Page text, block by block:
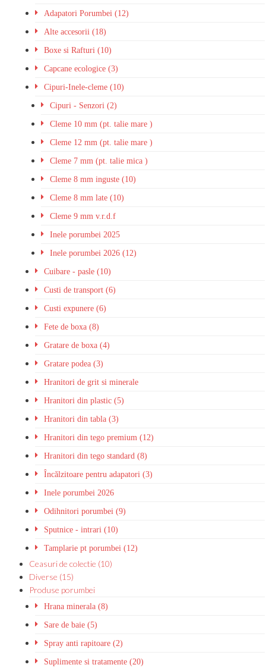
Adapatori Porumbei (12)
Alte accesorii (18)
Boxe si Rafturi (10)
Capcane ecologice (3)
Cipuri-Inele-cleme (10)
Cipuri - Senzori (2)
Cleme 10 mm (pt. talie mare )
Cleme 12 mm (pt. talie mare )
Cleme 7 mm (pt. talie mica )
Cleme 8 mm inguste (10)
Cleme 8 mm late (10)
Cleme 9 mm v.r.d.f
Inele porumbei 2025
Inele porumbei 2026 (12)
Cuibare - pasle (10)
Custi de transport (6)
Custi expunere (6)
Fete de boxa (8)
Gratare de boxa (4)
Gratare podea (3)
Hranitori de grit si minerale
Hranitori din plastic (5)
Hranitori din tabla (3)
Hranitori din tego premium (12)
Hranitori din tego standard (8)
Încălzitoare pentru adapatori (3)
Inele porumbei 2026
Odihnitori porumbei (9)
Sputnice - intrari (10)
Tamplarie pt porumbei (12)
Ceasuri de colectie (10)
Diverse (15)
Produse porumbei
Hrana minerala (8)
Sare de baie (5)
Spray anti rapitoare (2)
Suplimente si tratamente (20)